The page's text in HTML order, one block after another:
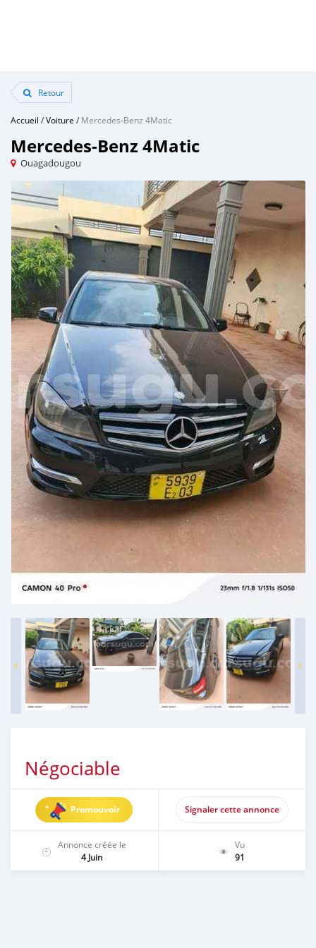
Retour
Accueil /Voiture /Mercedes-Benz 4Matic
Mercedes-Benz 4Matic
Ouagadougou
Négociable
Promouvoir Signaler cette annonce
Annonce créée le
4 Juin
Vu
91